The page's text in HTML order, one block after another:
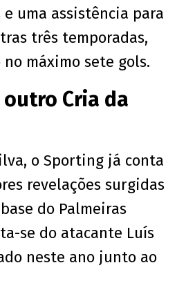
e uma assistência para
três temporadas,
máximo sete gols.
Cria da
o Sporting já conta
revelações surgidas
do Palmeiras
se do atacante Luís
neste ano junto ao